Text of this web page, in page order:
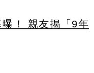
！ 親友揭「9年